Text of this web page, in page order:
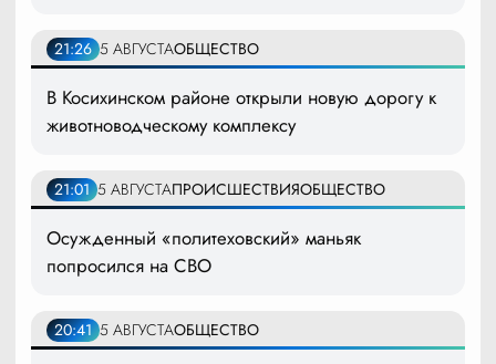
21:26 5 АВГУСТАОБЩЕСТВО
В Косихинском районе открыли новую дорогу к
животноводческому комплексу
21:01 5 АВГУСТАПРОИСШЕСТВИЯОБЩЕСТВО
Осужденный «политеховский» маньяк
попросился на СВО
20:41 5 АВГУСТАОБЩЕСТВО